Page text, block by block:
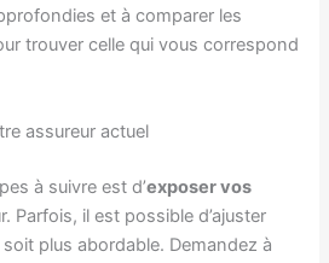
et à comparer les
trouver celle qui vous correspond
assureur actuel
à suivre est d’exposer vos
Parfois, il est possible d’ajuster
plus abordable. Demandez à